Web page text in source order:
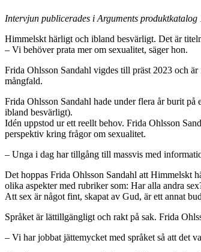
Intervjun publicerades i Arguments produktkatalog
Himmelskt härligt och ibland besvärligt. Det är
– Vi behöver prata mer om sexualitet, säger hon.
Frida Ohlsson Sandahl vigdes till präst 2023 och
mångfald.
Frida Ohlsson Sandahl hade under flera år burit
ibland besvärligt).
Idén uppstod ur ett reellt behov. Frida Ohlsson
perspektiv kring frågor om sexualitet.
– Unga i dag har tillgång till massvis med
Det hoppas Frida Ohlsson Sandahl att Himmelskt
olika aspekter med rubriker som: Har alla andra
Att sex är något fint, skapat av Gud, är ett annat
Språket är lättillgängligt och rakt på sak. Frida
– Vi har jobbat jättemycket med språket så att det